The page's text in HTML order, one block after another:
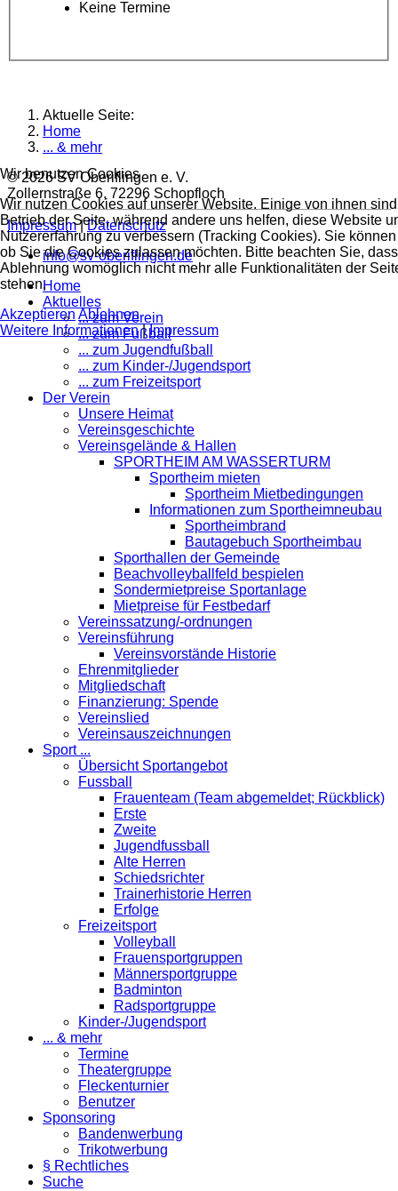
Keine Termine
Aktuelle Seite:
Home
... & mehr
© 2026 SV Oberiflingen e. V.
Zollernstraße 6, 72296 Schopfloch
Impressum|Datenschutz
info@sv-oberiflingen.de
Home
Aktuelles
... zum Verein
... zum Fußball
... zum Jugendfußball
... zum Kinder-/Jugendsport
... zum Freizeitsport
Der Verein
Unsere Heimat
Vereinsgeschichte
Vereinsgelände & Hallen
SPORTHEIM AM WASSERTURM
Sportheim mieten
Sportheim Mietbedingungen
Informationen zum Sportheimneubau
Sportheimbrand
Bautagebuch Sportheimbau
Sporthallen der Gemeinde
Beachvolleyballfeld bespielen
Sondermietpreise Sportanlage
Mietpreise für Festbedarf
Vereinssatzung/-ordnungen
Vereinsführung
Vereinsvorstände Historie
Ehrenmitglieder
Mitgliedschaft
Finanzierung: Spende
Vereinslied
Vereinsauszeichnungen
Sport ...
Übersicht Sportangebot
Fussball
Frauenteam (Team abgemeldet; Rückblick)
Erste
Zweite
Jugendfussball
Alte Herren
Schiedsrichter
Trainerhistorie Herren
Erfolge
Freizeitsport
Volleyball
Frauensportgruppen
Männersportgruppe
Badminton
Radsportgruppe
Kinder-/Jugendsport
... & mehr
Termine
Theatergruppe
Fleckenturnier
Benutzer
Sponsoring
Bandenwerbung
Trikotwerbung
§ Rechtliches
Suche
Wir benutzen Cookies
Wir nutzen Cookies auf unserer Website. Einige von ihnen
Betrieb der Seite, während andere uns helfen, diese Website
Nutzererfahrung zu verbessern (Tracking Cookies). Sie
ob Sie die Cookies zulassen möchten. Bitte beachten Sie,
Ablehnung womöglich nicht mehr alle Funktionalitäten der
stehen.
Akzeptieren Ablehnen
Weitere Informationen|Impressum